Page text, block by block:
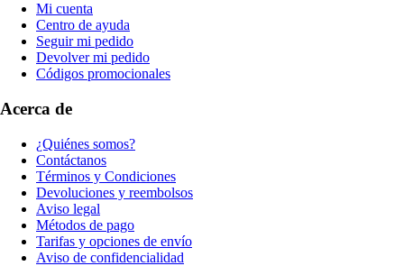
Mi cuenta
Centro de ayuda
Seguir mi pedido
Devolver mi pedido
Códigos promocionales
Acerca de
¿Quiénes somos?
Contáctanos
Términos y Condiciones
Devoluciones y reembolsos
Aviso legal
Métodos de pago
Tarifas y opciones de envío
Aviso de confidencialidad